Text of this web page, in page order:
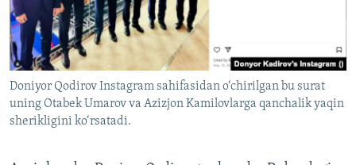
Doniyor Qodirov Instagram sahifasidan o‘chirilgan bu surat
uning Otabek Umarov va Azizjon Kamilovlarga qanchalik yaqin
sherikligini ko‘rsatadi.